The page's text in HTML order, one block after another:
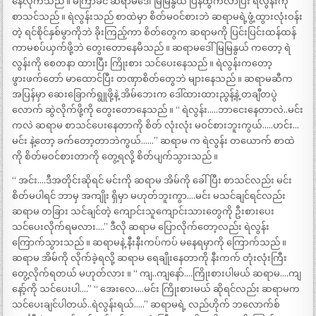
စာသင်သည် ။ ရဲလွန်းသည် စာထဲမှာ စိတ်မဝင်စားဘဲ ဆရာမရဲ့ဖွံ့ထွားလုံးဝန်း
တဲ့ ရင်စိုင်နှစ်မွာကိုဘဲ ခိုးကြည့်ကာ စိတ်တွေက ဆရာမကို ပြင်းပြင်းထန်ထန်
ကာမစပ်ယှက်ဖို့ဘဲ တွေးတောနေမိသည် ။ ဆရာမဒေါ်မြမြနွယ် ကတော့ ရဲ
လွန်းကို စေတနာ ထားပြီး ကြိုးစား သင်ပေးနေသည် ။ ရဲလွန်းကတော့
ဖွားဖက်တော် မာထောင်ပြီး တဏှာစိတ်တွေဘဲ များနေသည် ။ ဆရာမဆီက
အပြန်မှာ ဆေးခြောက်ရွူဖို့နဲ့ အိမ်ဘေးက ဒေါ်ထားထားညွန့်နဲ့ တချီတပွဲ
လောက် ဆွဲလိုက်ဖို့ကို တွေးတောနေသည် ။ “ ရဲလွန်း…..ဘာငေးနေတာလဲ..မင်း
ကလဲ ဆရာမ စာသင်ပေးနေတာကို စိတ် လုံးလုံး မဝင်စားဘူးကွယ်…..ဟင်း…
မင်း နဲ့တော့ ခက်တော့တာဘဲကွယ်……” ဆရာမ က ရဲလွန်း တယောက် စာထဲ
ကို စိတ်မဝင်စားတာကို တွေ့ရလို့ စိတ်ပျက်သွားသည် ။
“ အင်း….ဒီအတိုင်းဆိုရင် မင်းကို ဆရာမ အိမ်ကို ခေါ်ပြီး စာသင်လည်း မင်း
စိတ်မပါရင် ဘာမှ အကျိုး ရှိမှာ မဟုတ်ဘူးကွာ….မင်း မသင်ချင်ရင်လည်း
ဆရာမ တခြား သင်ချင်တဲ့ ကျောင်းသူကျောင်းသားတွေကို ဦးစားပေး
သင်ပေးလိုက်ရမလား….” ဒီလို ဆရာမ ပြောလိုက်တော့လည်း ရဲလွန်း
ကြောက်သွားသည် ။ ဆရာမနဲ့ နီးနီးကပ်ကပ် မနေရမှာကို ကြောက်သည် ။
ဆရာမ အိမ်ကို လိုက်ခဲ့ရလို့ ဆရာမ ရေချိုးနေတာကို နီးကက် တုံးလုံးကြီး
တွေ့လိုက်ရတယ် မဟုတ်လား ။ “ ကျ..ကျနော်….ကြိုးစားပါမယ် ဆရာမ….ကျ
နော့်ကို သင်ပေးပါ….” “ အေးလေ….မင်း ကြိုးစားမယ် ဆိုရင်လည်း ဆရာမက
သင်ပေးချင်ပါတယ်..ရဲလွန်းရယ်…..” ဆရာမရဲ့ လည်ဟိုက် ဘလောက်စ်